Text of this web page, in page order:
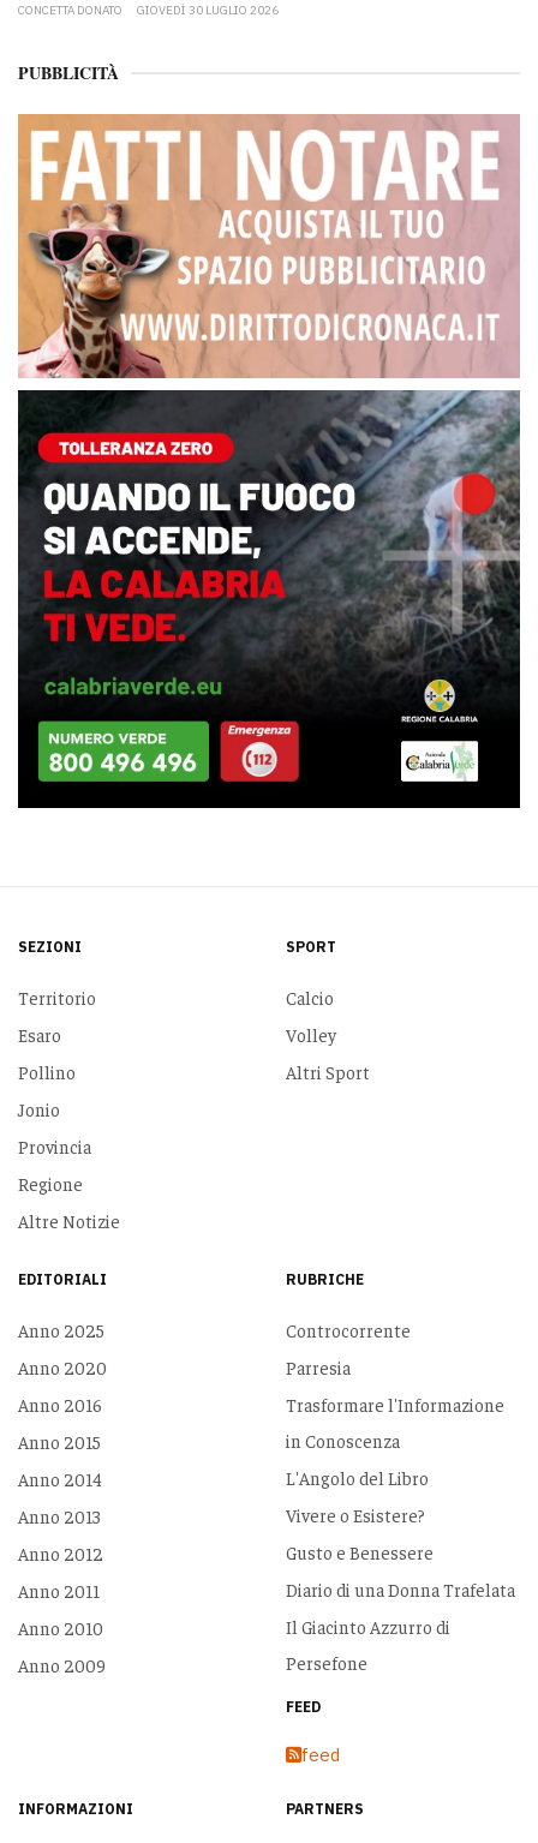
CONCETTA DONATO GIOVEDÌ 30 LUGLIO 2026
PUBBLICITÀ
SEZIONI
Territorio
Esaro
Pollino
Jonio
Provincia
Regione
Altre Notizie
SPORT
Calcio
Volley
Altri Sport
EDITORIALI
Anno 2025
Anno 2020
Anno 2016
Anno 2015
Anno 2014
Anno 2013
Anno 2012
Anno 2011
Anno 2010
Anno 2009
RUBRICHE
Controcorrente
Parresia
Trasformare l'Informazione
in Conoscenza
L'Angolo del Libro
Vivere o Esistere?
Gusto e Benessere
Diario di una Donna Trafelata
Il Giacinto Azzurro di
Persefone
FEED
feed
INFORMAZIONI PARTNERS